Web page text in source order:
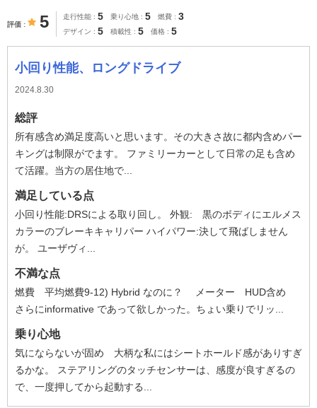
評価 5 走行性能 5 乗り心地 5 燃費 3
デザイン 5 積載性 5 価格 5
小回り性能、ロングドライブ
2024.8.30
総評
所有感含め満足度高いと思います。その大きさ故に都内含めパー
キングは制限がでます。 ファミリーカーとして日常の足も含め
て活躍。当方の居住地で...
満足している点
小回り性能:DRSによる取り回し。 外観: 黒のボディにエルメス
カラーのブレーキキャリパー ハイパワー:決して飛ばしません
が。 ユーザヴィ...
不満な点
燃費 平均燃費9-12) Hybrid なのに？ メーター HUD含め
さらにinformative であって欲しかった。ちょい乗りでリッ...
乗り心地
気にならないが固め 大柄な私にはシートホールド感がありすぎ
るかな。 ステアリングのタッチセンサーは、感度が良すぎるの
で、一度押してから起動する...